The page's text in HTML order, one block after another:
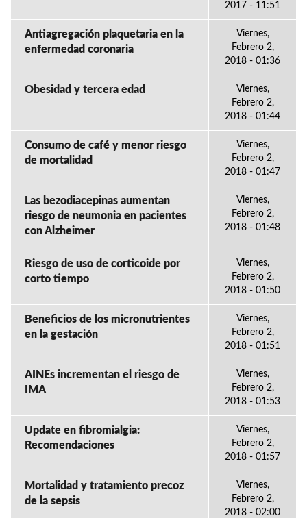
2017 - 11:51
Antiagregación plaquetaria en la
enfermedad coronaria
Viernes,
Febrero 2,
2018 - 01:36
Obesidad y tercera edad
Viernes,
Febrero 2,
2018 - 01:44
Consumo de café y menor riesgo
de mortalidad
Viernes,
Febrero 2,
2018 - 01:47
Las bezodiacepinas aumentan
riesgo de neumonia en pacientes
con Alzheimer
Viernes,
Febrero 2,
2018 - 01:48
Riesgo de uso de corticoide por
corto tiempo
Viernes,
Febrero 2,
2018 - 01:50
Beneficios de los micronutrientes
en la gestación
Viernes,
Febrero 2,
2018 - 01:51
AINEs incrementan el riesgo de
IMA
Viernes,
Febrero 2,
2018 - 01:53
Update en fibromialgia:
Recomendaciones
Viernes,
Febrero 2,
2018 - 01:57
Mortalidad y tratamiento precoz
de la sepsis
Viernes,
Febrero 2,
2018 - 02:00